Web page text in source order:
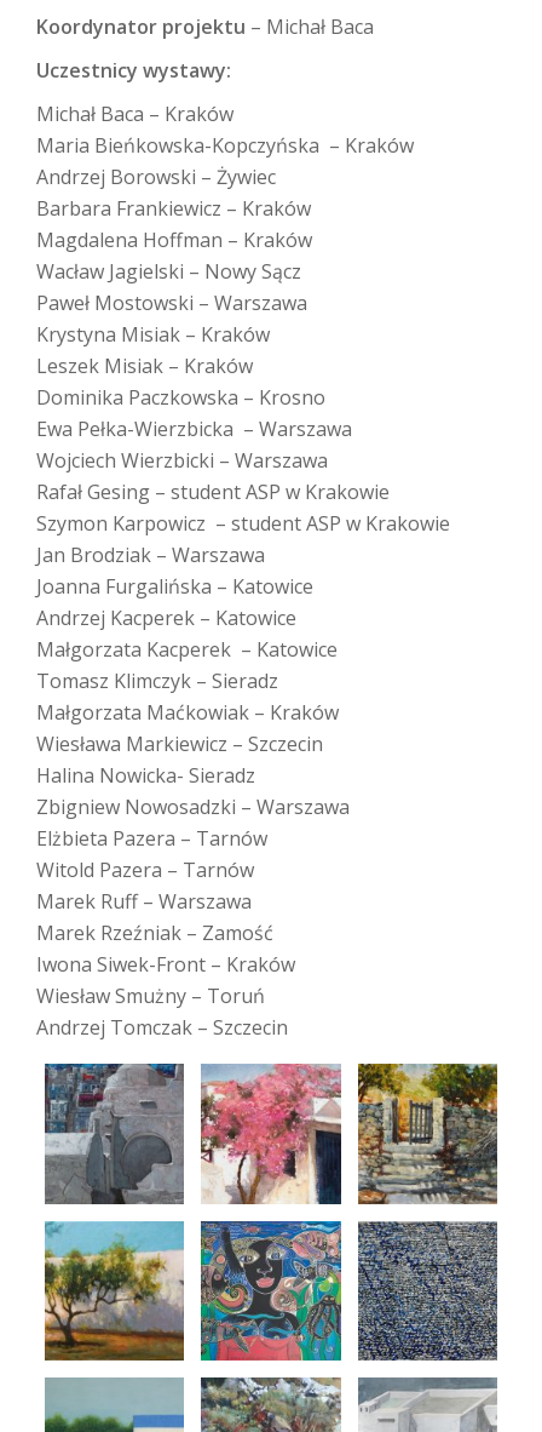
Koordynator projektu – Michał Baca
Uczestnicy wystawy:
Michał Baca – Kraków
Maria Bieńkowska-Kopczyńska – Kraków
Andrzej Borowski – Żywiec
Barbara Frankiewicz – Kraków
Magdalena Hoffman – Kraków
Wacław Jagielski – Nowy Sącz
Paweł Mostowski – Warszawa
Krystyna Misiak – Kraków
Leszek Misiak – Kraków
Dominika Paczkowska – Krosno
Ewa Pełka-Wierzbicka – Warszawa
Wojciech Wierzbicki – Warszawa
Rafał Gesing – student ASP w Krakowie
Szymon Karpowicz – student ASP w Krakowie
Jan Brodziak – Warszawa
Joanna Furgalińska – Katowice
Andrzej Kacperek – Katowice
Małgorzata Kacperek – Katowice
Tomasz Klimczyk – Sieradz
Małgorzata Maćkowiak – Kraków
Wiesława Markiewicz – Szczecin
Halina Nowicka- Sieradz
Zbigniew Nowosadzki – Warszawa
Elżbieta Pazera – Tarnów
Witold Pazera – Tarnów
Marek Ruff – Warszawa
Marek Rzeźniak – Zamość
Iwona Siwek-Front – Kraków
Wiesław Smużny – Toruń
Andrzej Tomczak – Szczecin